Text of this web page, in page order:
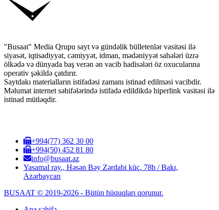
"Busaat" Media Qrupu sayt və gündəlik bülletenlər vasitəsi ilə
siyasət, iqtisadiyyat, cəmiyyət, idman, mədəniyyət sahələri üzrə
ölkədə və dünyada baş verən ən vacib hadisələri öz oxucularına
operativ şəkildə çatdırır.
Saytdakı materialların istifadəsi zamanı istinad edilməsi vacibdir.
Məlumat internet səhifələrində istifadə edildikdə hiperlink vasitəsi ilə
istinad mütləqdir.
+994(77) 362 30 00
+994(50) 452 81 80
info@busaat.az
Yasamal ray., Həsən Bəy Zərdabi küç. 78b / Bakı,
Azərbaycan
BUSAAT © 2019-2026 - Bütün hüquqları qorunur.